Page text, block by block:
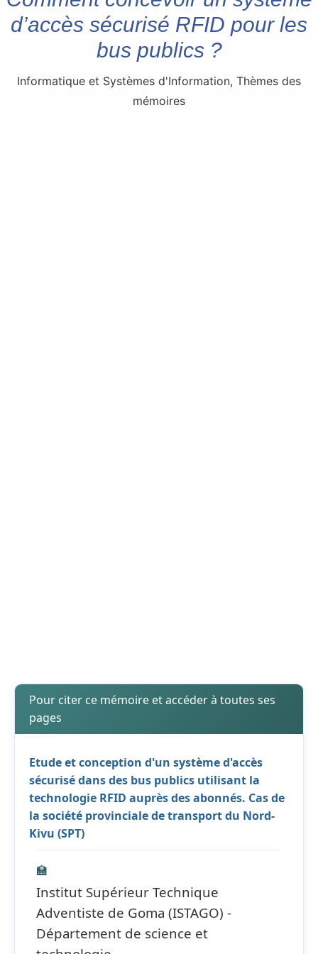
d’accès sécurisé RFID pour les
bus publics ?
Informatique et Systèmes d'Information, Thèmes des
mémoires
Pour citer ce mémoire et accéder à toutes ses
pages
Etude et conception d'un système d'accès
sécurisé dans des bus publics utilisant la
technologie RFID auprès des abonnés. Cas de
la société provinciale de transport du Nord-
Kivu (SPT)
🏫
Institut Supérieur Technique
Adventiste de Goma (ISTAGO) -
Département de science et